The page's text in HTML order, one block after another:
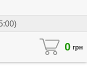
0 грн